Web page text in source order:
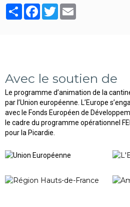
PartagerFacebook
Twitter
Avec le soutien de
Le programme d’animation de la
par l’Union européenne. L’Europe
avec le Fonds Européen de
le cadre du programme opérationnel
pour la Picardie.